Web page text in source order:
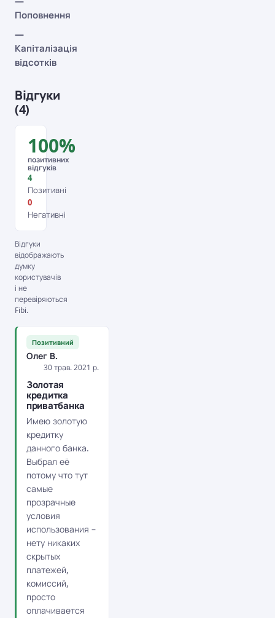
Поповнення
—
Капіталізація
відсотків
Відгуки
(4)
100%
позитивних
відгуків
4
Позитивні
0
Негативні
Відгуки
відображають
думку
користувачів
і не
перевіряються
Fibi.
Позитивний
Олег В.
30 трав. 2021 р.
Золотая
кредитка
приватбанка
Имею золотую
кредитку
данного банка.
Выбрал её
потому что тут
самые
прозрачные
условия
использования –
нету никаких
скрытых
платежей,
комиссий,
просто
оплачивается